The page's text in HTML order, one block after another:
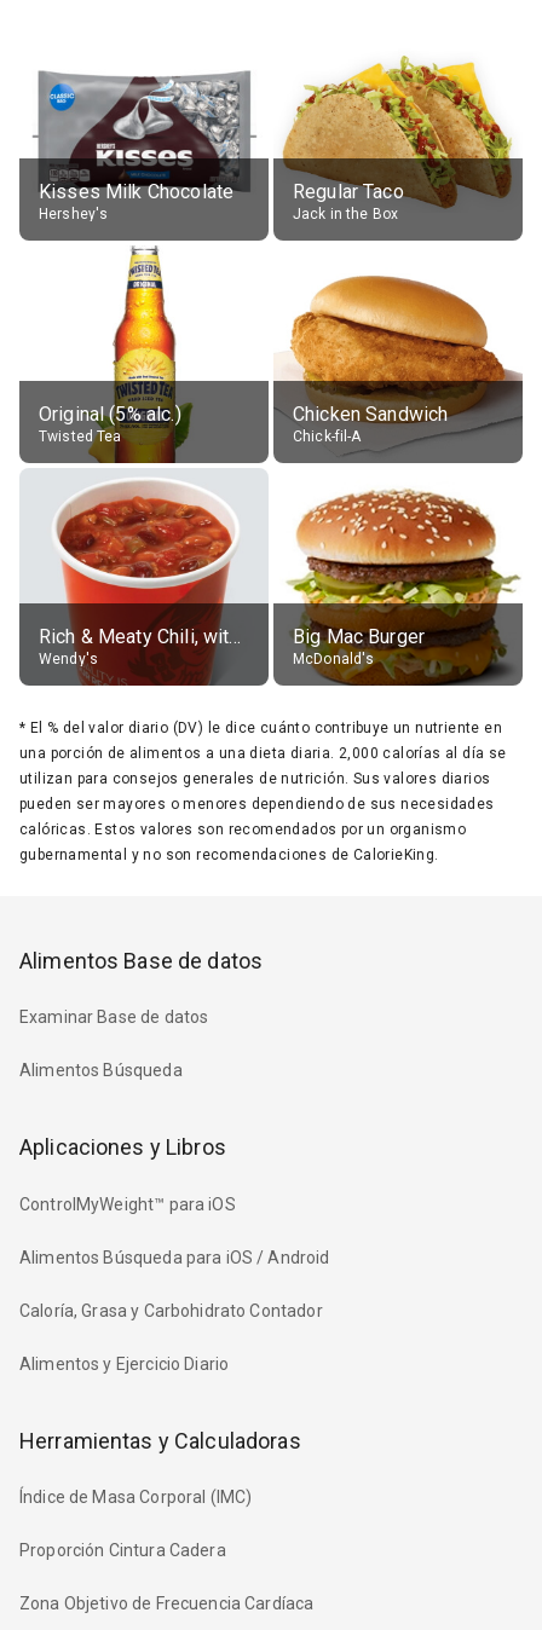
Kisses Milk Chocolate
Hershey's
Regular Taco
Jack in the Box
Original (5% alc.)
Twisted Tea
Chicken Sandwich
Chick-fil-A
Rich & Meaty Chili, without toppings, large
Wendy's
Big Mac Burger
McDonald's
* El % del valor diario (DV) le dice cuánto contribuye un nutriente en
una porción de alimentos a una dieta diaria. 2,000 calorías al día se
utilizan para consejos generales de nutrición. Sus valores diarios
pueden ser mayores o menores dependiendo de sus necesidades
calóricas. Estos valores son recomendados por un organismo
gubernamental y no son recomendaciones de CalorieKing.
Alimentos Base de datos
Examinar Base de datos
Alimentos Búsqueda
Aplicaciones y Libros
ControlMyWeight™ para iOS
Alimentos Búsqueda para iOS / Android
Caloría, Grasa y Carbohidrato Contador
Alimentos y Ejercicio Diario
Herramientas y Calculadoras
Índice de Masa Corporal (IMC)
Proporción Cintura Cadera
Zona Objetivo de Frecuencia Cardíaca